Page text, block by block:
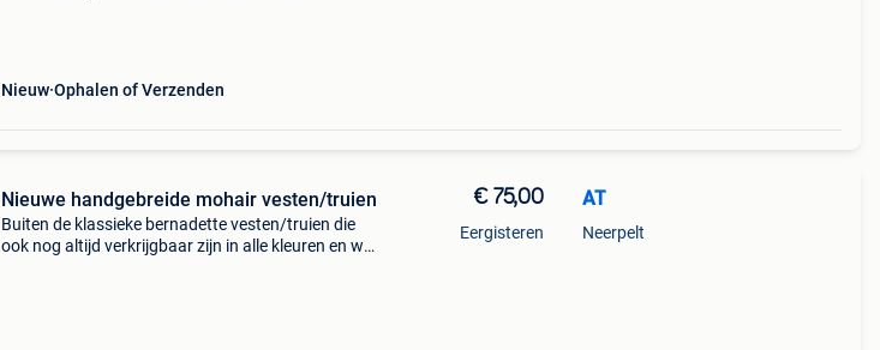
Nieuw Ophalen of Verzenden
Nieuwe handgebreide mohair vesten/truien
Buiten de klassieke bernadette vesten/truien die
ook nog altijd verkrijgbaar zijn in alle kleuren en wol
€ 75,00
Eergisteren
AT
Neerpelt